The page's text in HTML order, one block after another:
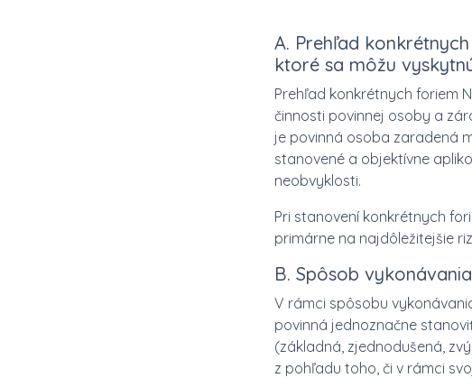
A. Prehľad
ktoré sa môžu
Prehľad konkrétnych foriem
činnosti povinnej osoby a
je povinná osoba zaradená
stanovené a objektívne
neobvyklosti.
Pri stanovení konkrétnych
primárne na najdôležitejšie
B. Spôsob
V rámci spôsobu
povinná jednoznačne
(základná, zjednodušená,
z pohľadu toho, či v rámci